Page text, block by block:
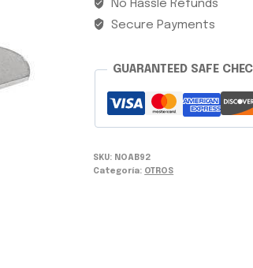
No Hassle Refunds
Secure Payments
GUARANTEED SAFE
SKU: NOAB92
Categoría: OTROS